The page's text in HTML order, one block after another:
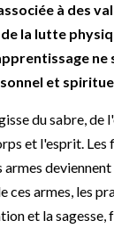
à des
la lutte
ne
et
du sabre,
et l'esprit. Les
ces armes, les
et la